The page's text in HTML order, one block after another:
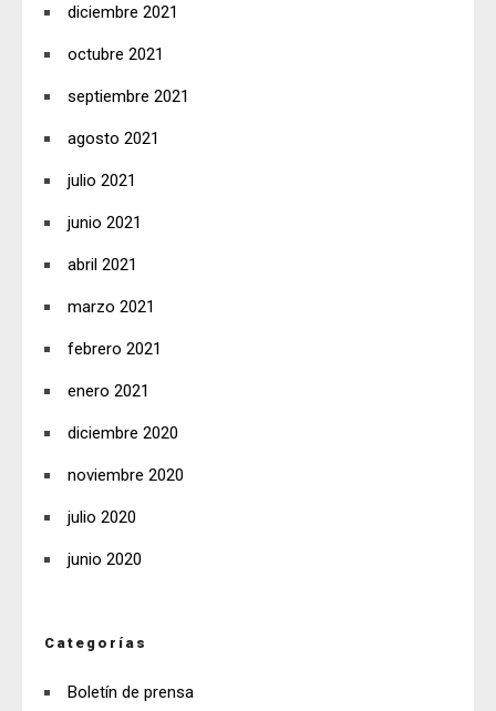
diciembre 2021
octubre 2021
septiembre 2021
agosto 2021
julio 2021
junio 2021
abril 2021
marzo 2021
febrero 2021
enero 2021
diciembre 2020
noviembre 2020
julio 2020
junio 2020
Categorías
Boletín de prensa